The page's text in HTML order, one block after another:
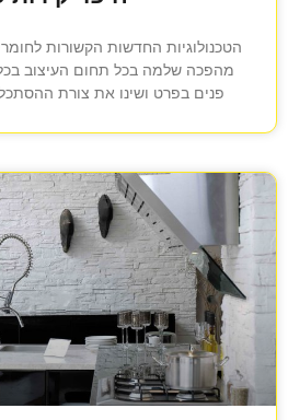
הטכנולוגיות החדשות הקשורות
מהפכה שלמה בכל תחום העיצוב
פנים בפרט ושינו את צורת